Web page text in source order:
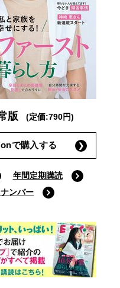
版 (定価:790円)
で購入する
年間定期購読
ンバー